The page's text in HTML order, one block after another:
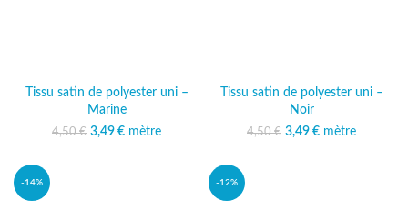
Tissu satin de polyester uni –
Marine
4,50€ Le prix initial était :
3,49 € Le prix actuel
mètre
Tissu satin de polyester uni –
Noir
4,50€ Le prix initial était :
3,49 € Le prix actuel
mètre
-14% -12%